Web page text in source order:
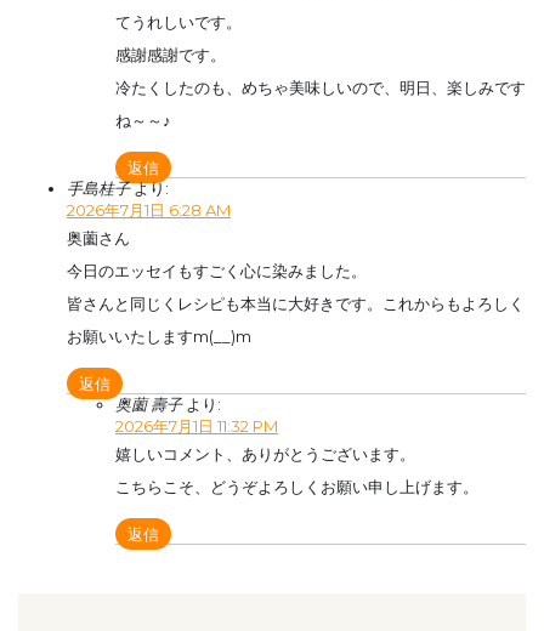
てうれしいです。
感謝感謝です。
冷たくしたのも、めちゃ美味しいので、明日、楽しみです
ね～～♪
返信
手島桂子より:
2026年7月1日 6:28 AM
奥薗さん
今日のエッセイもすごく心に染みました。
皆さんと同じくレシピも本当に大好きです。これからもよろしく
お願いいたしますm(__)m
返信
奥薗 壽子 より:
2026年7月1日 11:32 PM
嬉しいコメント、ありがとうございます。
こちらこそ、どうぞよろしくお願い申し上げます。
返信